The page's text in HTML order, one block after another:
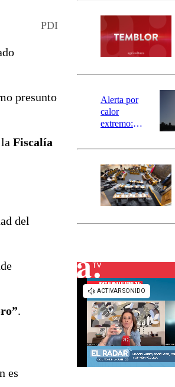
PDI
presunto
Fiscalía
del
.
es
río Damas:
activa
mensajería
SAE
Alerta por
calor
extremo:
activa Alerta
Preventiva en
tres comunas